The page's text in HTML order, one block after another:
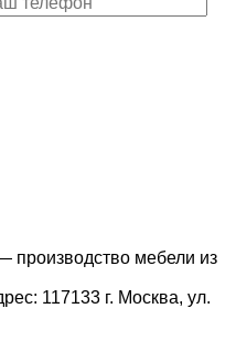
производство мебели из
117133 г. Москва, ул.